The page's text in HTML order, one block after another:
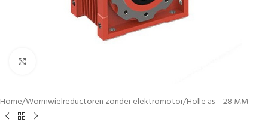
Home/Wormwielreductoren zonder elektromotor/Holle as – 28 MM